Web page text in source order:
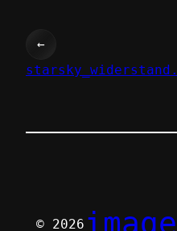
←
© 2026